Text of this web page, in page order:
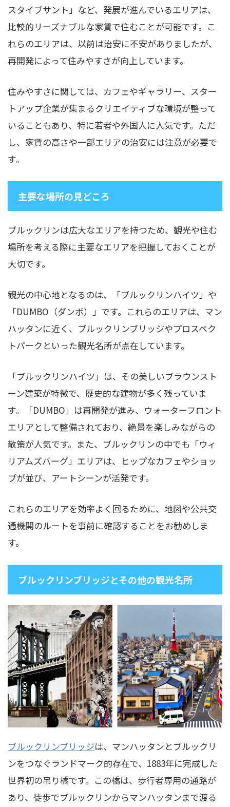
スタイブサント」など、発展が進んでいるエリアは、
比較的リーズナブルな家賃で住むことが可能です。こ
れらのエリアは、以前は治安に不安がありましたが、
再開発によって住みやすさが向上しています。
住みやすさに関しては、カフェやギャラリー、スター
トアップ企業が集まるクリエイティブな環境が整って
いることもあり、特に若者や外国人に人気です。ただ
し、家賃の高さや一部エリアの治安には注意が必要で
す。
主要な場所の見どころ
ブルックリンは広大なエリアを持つため、観光や住む
場所を考える際に主要なエリアを把握しておくことが
大切です。
観光の中心地となるのは、「ブルックリンハイツ」や
「DUMBO（ダンボ）」です。これらのエリアは、マン
ハッタンに近く、ブルックリンブリッジやプロスペク
トパークといった観光名所が点在しています。
「ブルックリンハイツ」は、その美しいブラウンスト
ーン建築が特徴で、歴史的な建物が多く残っていま
す。「DUMBO」は再開発が進み、ウォーターフロント
エリアとして整備されており、絶景を楽しみながらの
散策が人気です。また、ブルックリンの中でも「ウィ
リアムズバーグ」エリアは、ヒップなカフェやショッ
プが並び、アートシーンが活発です。
これらのエリアを効率よく回るために、地図や公共交
通機関のルートを事前に確認することをお勧めしま
す。
ブルックリンブリッジとその他の観光名所
ブルックリンブリッジは、マンハッタンとブルックリ
ンをつなぐランドマーク的存在で、1883年に完成した
世界初の吊り橋です。この橋は、歩行者専用の通路が
あり、徒歩でブルックリンからマンハッタンまで渡る